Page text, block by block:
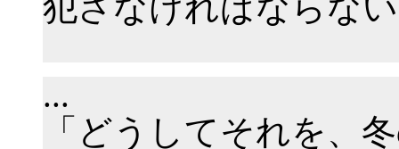
犯さなければならな
...
「どうしてそれを、